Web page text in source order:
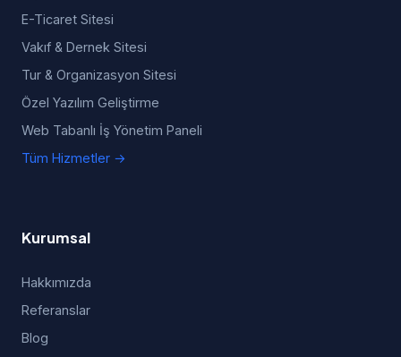
E-Ticaret Sitesi
Vakıf & Dernek Sitesi
Tur & Organizasyon Sitesi
Özel Yazılım Geliştirme
Web Tabanlı İş Yönetim Paneli
Tüm Hizmetler →
Kurumsal
Hakkımızda
Referanslar
Blog